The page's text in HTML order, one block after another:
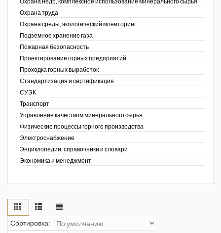
Охрана труда
Охрана среды, экологический мониторинг
Подземное хранение газа
Пожарная безопасность
Проектирование горных предприятий
Проходка горных выработок
Стандартизация и сертификация
СУЭК
Транспорт
Управление качеством минерального сырья
Физические процессы горного производства
Электроснабжение
Энциклопедии, справочники и словари
Экономика и менеджмент
Сортировка: